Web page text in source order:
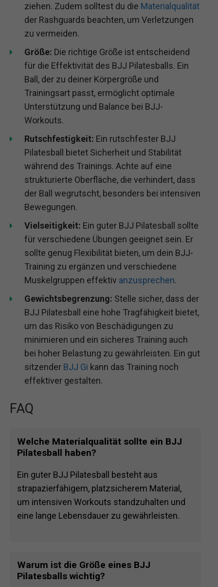
ziehen. Zudem solltest du die Materialqualität
der Rashguards beachten, um Verletzungen
zu vermeiden.
Größe: Die richtige Größe ist entscheidend
für die Effektivität des BJJ Pilatesballs. Ein
Ball, der zu deiner Körpergröße und
Trainingsart passt, ermöglicht optimale
Unterstützung und Balance bei BJJ-
Workouts.
Rutschfestigkeit: Ein rutschfester BJJ
Pilatesball bietet Sicherheit und Stabilität
während des Trainings. Achte auf eine
strukturierte Oberfläche, die verhindert, dass
der Ball wegrutscht, besonders bei intensiven
Bewegungen.
Vielseitigkeit: Ein guter BJJ Pilatesball sollte
für verschiedene Übungen geeignet sein. Er
sollte genug Flexibilität bieten, um dein BJJ-
Training zu ergänzen und verschiedene
Muskelgruppen effektiv anzusprechen.
Gewichtsbegrenzung: Stelle sicher, dass der
BJJ Pilatesball eine hohe Tragfähigkeit bietet,
um das Risiko von Beschädigungen zu
minimieren und ein sicheres Training auch
bei hoher Belastung zu gewährleisten. Ein gut
sitzender BJJ Gi kann das Training noch
effektiver gestalten.
FAQ
Welche Materialqualität sollte ein BJJ
Pilatesball haben?
Ein guter BJJ Pilatesball besteht aus
strapazierfähigem, platzsicherem Material,
um intensiven Workouts standzuhalten und
eine lange Lebensdauer zu gewährleisten.
Warum ist die Größe eines BJJ
Pilatesballs wichtig?